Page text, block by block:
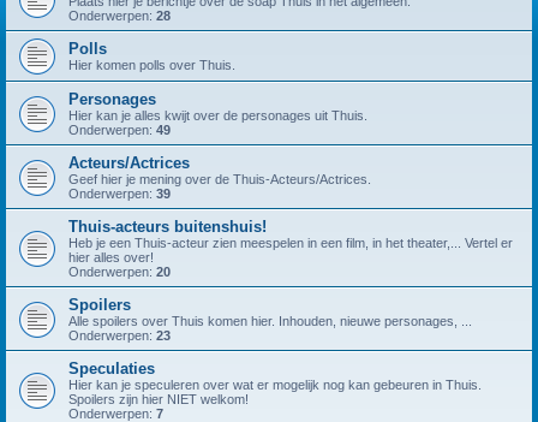
Onderwerpen: 28
Polls
Hier komen polls over Thuis.
Personages
Hier kan je alles kwijt over de personages uit Thuis.
Onderwerpen: 49
Acteurs/Actrices
Geef hier je mening over de Thuis-Acteurs/Actrices.
Onderwerpen: 39
Thuis-acteurs buitenshuis!
Heb je een Thuis-acteur zien meespelen in een film, in het theater,... Vertel er
hier alles over!
Onderwerpen: 20
Spoilers
Alle spoilers over Thuis komen hier. Inhouden, nieuwe personages, ...
Onderwerpen: 23
Speculaties
Hier kan je speculeren over wat er mogelijk nog kan gebeuren in Thuis.
Spoilers zijn hier NIET welkom!
Onderwerpen: 7